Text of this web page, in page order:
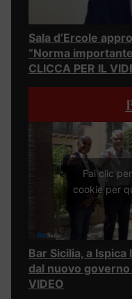
Sala d’Ercole
“Norma
CLICCA PER IL
Fai clic
cookie per
Bar Sicilia, a
dal nuovo governo
VIDEO